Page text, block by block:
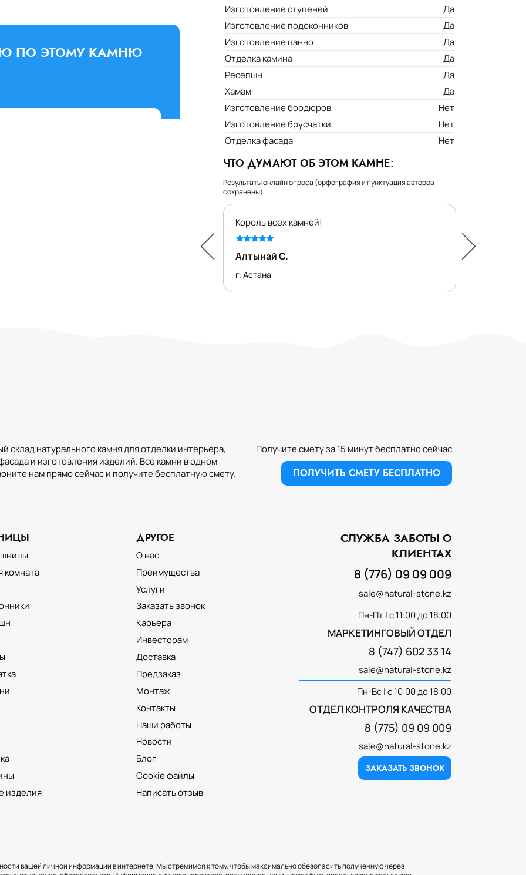
Изготовление ступеней
Да
Изготовление подоконников
Да
Изготовление панно
Да
Отделка камина
Да
Ресепшн
Да
Хамам
Да
Изготовление бордюров
Нет
Изготовление брусчатки
Нет
Отделка фасада
Нет
ЧТО ДУМАЮТ ОБ ЭТОМ КАМНЕ:
Результаты онлайн опроса (орфография и пунктуация авторов
сохранены).
Король всех камней!
Алтынай С.
г. Астана
Гульмира Б.
ПО ЭТОМУ КАМНЮ
ОТДЕЛКА ИНТЕРЬЕРА
НАТУРАЛЬНЫМ КАМНЕМ
ИЗГОТОВЛЕНИЕ ИЗДЕЛИЙ ИЗ
склад натурального камня для отделки интерьера,
и изготовления изделий. Все камни в одном
нам прямо сейчас и получите бесплатную смету.
Получите смету за 15 минут бесплатно сейчас
ПОЛУЧИТЬ СМЕТУ БЕСПЛАТНО
комната
изделия
ДРУГОЕ
О нас
Преимущества
Услуги
Заказать звонок
Карьера
Инвесторам
Доставка
Предзаказ
Монтаж
Контакты
Наши работы
Новости
Блог
Cookie файлы
Написать отзыв
СЛУЖБА ЗАБОТЫ О
КЛИЕНТАХ
8 (776) 09 09 009
sale@natural-stone.kz
Пн-Пт | с 11:00 до 18:00
МАРКЕТИНГОВЫЙ ОТДЕЛ
8 (747) 602 33 14
sale@natural-stone.kz
Пн-Вс | с 10:00 до 18:00
ОТДЕЛ КОНТРОЛЯ КАЧЕСТВА
8 (775) 09 09 009
sale@natural-stone.kz
ЗАКАЗАТЬ ЗВОНОК
вашей личной информации в интернете. Мы стремимся к тому, чтобы максимально обезопасить полученную через